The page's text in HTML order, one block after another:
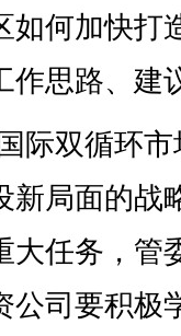
如何加快打
作思路、建
际双循环
新局面的战
大任务，管
公司要积极